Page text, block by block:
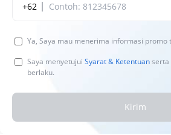
+62
Ya, Saya mau menerima informasi promo
Saya menyetujui Syarat & Ketentuanserta
berlaku.
Kirim